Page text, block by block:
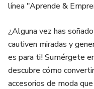
línea "Aprende &
¿Alguna vez has
cautiven miradas y
es para ti! Sumérgete
descubre cómo
accesorios de moda